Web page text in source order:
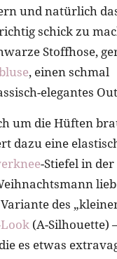
und natürlich
schick zu
Stoffhose,
, einen schmal
elegantes
um die Hüften
dazu eine
-Stiefel in
des
(A-Silhouette)
es etwas